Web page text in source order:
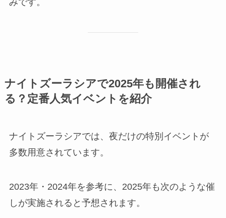
ナイトズーラシアで2025年も開催され
る？定番人気イベントを紹介
ナイトズーラシアでは、夜だけの特別イベントが
多数用意されています。
2023年・2024年を参考に、2025年も次のような催
しが実施されると予想されます。